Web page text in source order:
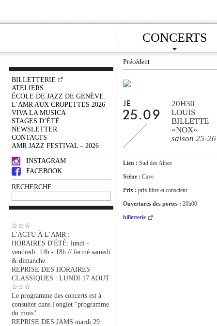
CONCERTS
BILLETTERIE
ATELIERS
ÉCOLE DE JAZZ DE GENÈVE
L’AMR AUX CROPETTES 2026
VIVA LA MUSICA
STAGES D’ÉTÉ
NEWSLETTER
CONTACTS
AMR JAZZ FESTIVAL – 2026
INSTAGRAM
FACEBOOK
RECHERCHE :
☆☆☆
L'ACTU À L’AMR :
HORAIRES D'ÉTÉ: lundi -
vendredi: 14h - 18h // fermé samedi
& dimanche.
REPRISE DES HORAIRES
CLASSIQUES : LUNDI 17 AOUT
☆☆☆
Le programme des concerts est à
consulter dans l'onglet "programme
du mois".
REPRISE DES JAMS mardi 29
Précédent
JE
25.09
20H30
LOUIS
BILLETTE
«NOX»
saison 25-26
Lieu : Sud des Alpes
Scène : Cave
Prix : prix libre et conscient
Ouvertures des portes : 20h00
billetterie